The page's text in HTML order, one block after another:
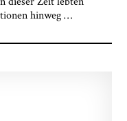
hinweg…
lassen. Es
einer